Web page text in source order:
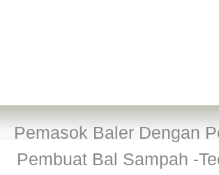
Pemasok Baler Dengan
Pembuat Bal Sampah -